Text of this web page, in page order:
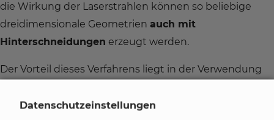
Datenschutzeinstellungen
die Wirkung der Laserstrahlen können so beliebige
dreidimensionale Geometrien auch mit
Hinterschneidungen erzeugt werden.
Der Vorteil dieses Verfahrens liegt in der Verwendung
(PS) und Polypropylen (PP). Diese Werkstoffe lassen sich